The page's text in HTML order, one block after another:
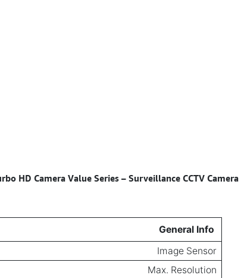
HD Camera Value Series – Surveillance CCTV Camera
General Info
Image Sensor
Max. Resolution